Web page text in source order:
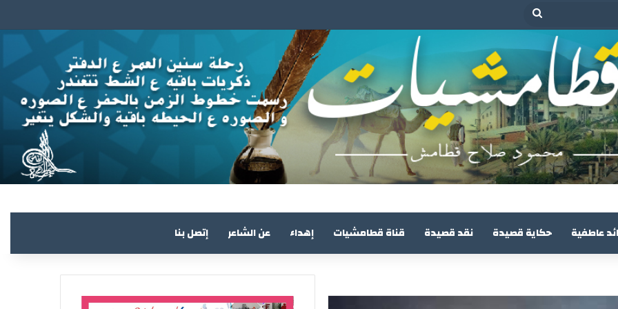
بحث
عاطفية حكاية قصيدة نقد قصيدة قناة قطامشيات إهداء عن الشاعر إتصل بنا